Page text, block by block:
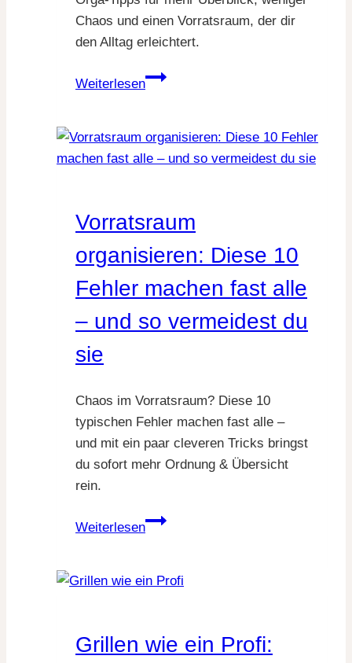
Chaos und einen Vorratsraum, der dir
den Alltag erleichtert.
Weiterlesen
Vorräte
Diese
Lebensmittel
in
den
Vorratsraum?
Vorratsraum
organisieren: Diese 10
Fehler machen fast alle
– und so vermeidest du
sie
Chaos im Vorratsraum? Diese 10
typischen Fehler machen fast alle –
und mit ein paar cleveren Tricks bringst
du sofort mehr Ordnung & Übersicht
rein.
Weiterlesen
Vorratsraum
10
fast
Grillen wie ein Profi: